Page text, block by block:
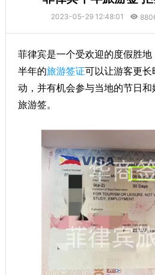
2023-05-29 12:48:01
菲律宾是一个受欢迎的度假胜地
半年的旅游签证可以让游客更
动，并有机会参与当地的节日
旅游签。